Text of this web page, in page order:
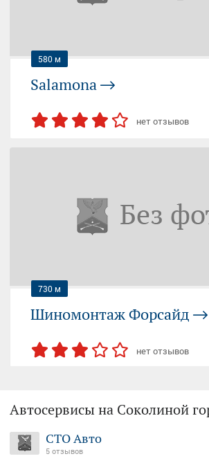
580 м
Salamona
нет отзывов
+7 (925) 215...— показать
730 м
Шиномонтаж Форсайд
нет отзывов
ЭЛЕКТРОЗАВОДСКАЯ
+7 (926) 679...
Автосервисы на Соколиной
СТО Авто
5 отзывов